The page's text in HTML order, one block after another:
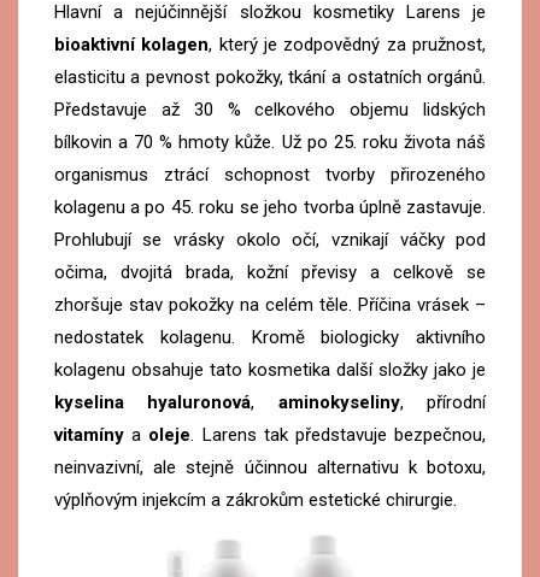
Hlavní a nejúčinnější složkou kosmetiky Larens je
bioaktivní kolagen, který je zodpovědný za pružnost,
elasticitu a pevnost pokožky, tkání a ostatních orgánů.
Představuje až 30 % celkového objemu lidských
bílkovin a 70 % hmoty kůže. Už po 25. roku života náš
organismus ztrácí schopnost tvorby přirozeného
kolagenu a po 45. roku se jeho tvorba úplně zastavuje.
Prohlubují se vrásky okolo očí, vznikají váčky pod
očima, dvojitá brada, kožní převisy a celkově se
zhoršuje stav pokožky na celém těle. Příčina vrásek –
nedostatek kolagenu. Kromě biologicky aktivního
kolagenu obsahuje tato kosmetika další složky jako je
kyselina hyaluronová, aminokyseliny, přírodní
vitamínya oleje. Larens tak představuje bezpečnou,
neinvazivní, ale stejně účinnou alternativu k botoxu,
výplňovým injekcím a zákrokům estetické chirurgie.